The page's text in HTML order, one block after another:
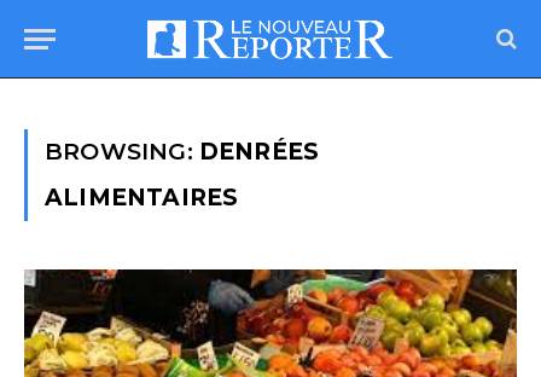
BROWSING: DENRÉES
ALIMENTAIRES